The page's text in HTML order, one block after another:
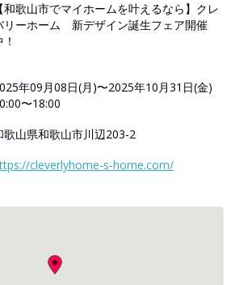
【和歌山市でマイホームを叶えるなら】クレ
リーホーム 新デザイン誕生フェア開催
年09月08日(月)〜2025年10月31日(金)
〜18:00
歌山県和歌山市川辺203-2
cleverlyhome-s-home.com/